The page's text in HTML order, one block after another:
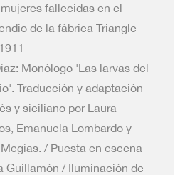
fallecidas en el
de la fábrica Triangle
Monólogo 'Las larvas del
Traducción y adaptación
y siciliano por Laura
Emanuela Lombardo y
/ Puesta en escena
Guillamón / Iluminación de